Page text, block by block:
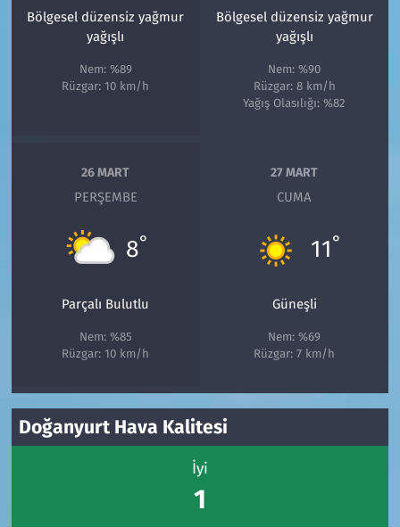
Bölgesel düzensiz yağmur
yağışlı
Nem: %89
Rüzgar: 10 km/h
Bölgesel düzensiz yağmur
yağışlı
Nem: %90
Rüzgar: 8 km/h
Yağış Olasılığı: %82
26 MART
PERŞEMBE
8°
Parçalı Bulutlu
Nem: %85
Rüzgar: 10 km/h
27 MART
CUMA
11°
Güneşli
Nem: %69
Rüzgar: 7 km/h
Doğanyurt Hava Kalitesi
İyi
1